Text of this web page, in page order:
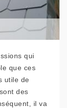
qui
que ces
utile de
des
il va